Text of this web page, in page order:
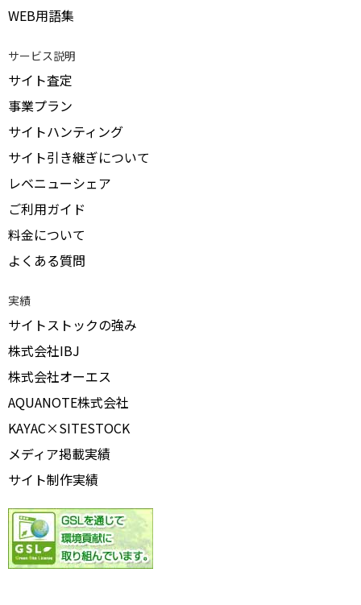
WEB用語集
サービス説明
サイト査定
事業プラン
サイトハンティング
サイト引き継ぎについて
レベニューシェア
ご利用ガイド
料金について
よくある質問
実績
サイトストックの強み
株式会社IBJ
株式会社オーエス
AQUANOTE株式会社
KAYAC×SITESTOCK
メディア掲載実績
サイト制作実績